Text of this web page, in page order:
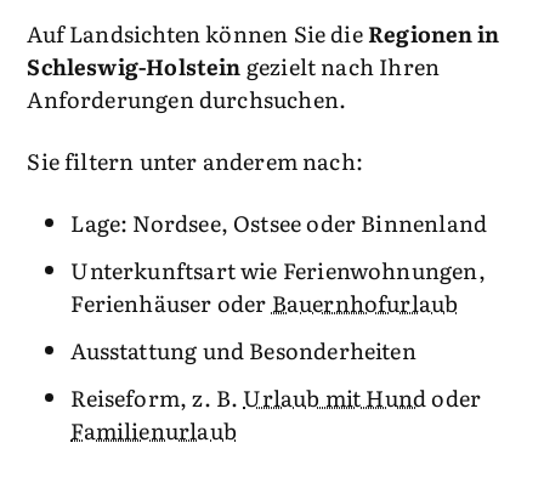
Auf Landsichten können Sie dieRegionen in
Schleswig-Holstein gezielt nach Ihren
Anforderungen durchsuchen.
Sie filtern unter anderem nach:
Lage: Nordsee, Ostsee oder Binnenland
Unterkunftsart wie Ferienwohnungen,
Ferienhäuser oder Bauernhofurlaub
Ausstattung und Besonderheiten
Reiseform, z. B. Urlaub mit Hundoder
Familienurlaub